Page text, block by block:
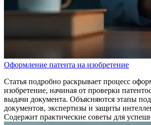
Оформление патента на изобретение
Статья подробно раскрывает процесс
изобретение, начиная от проверки
выдачи документа. Объясняются этапы
документов, экспертизы и защиты
Содержит практические советы для